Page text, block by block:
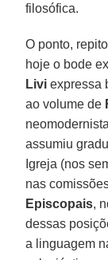
filosófica.
O ponto,
hoje o bode
Livi expressa
ao volume de
assumiu
Igreja (nos
nas
Episcopais,
dessas
a linguagem